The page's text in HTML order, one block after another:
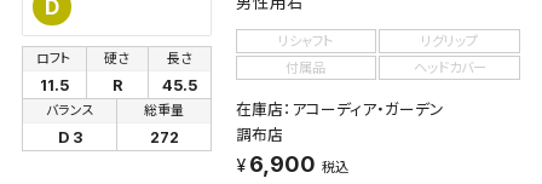
D
ロフト
11.5
硬さ
R
長さ
45.5
バランス
D 3
総重量
272
リシャフト
リグリップ
付属品
ヘッドカバー
在庫店：アコーディア・ガーデン
調布店
6,900 税込
この検索条件をマイページ内「保存検索条件一覧」に
保存します。
よく探す商品を、毎回条件指定することなく簡単に開
くことができます。